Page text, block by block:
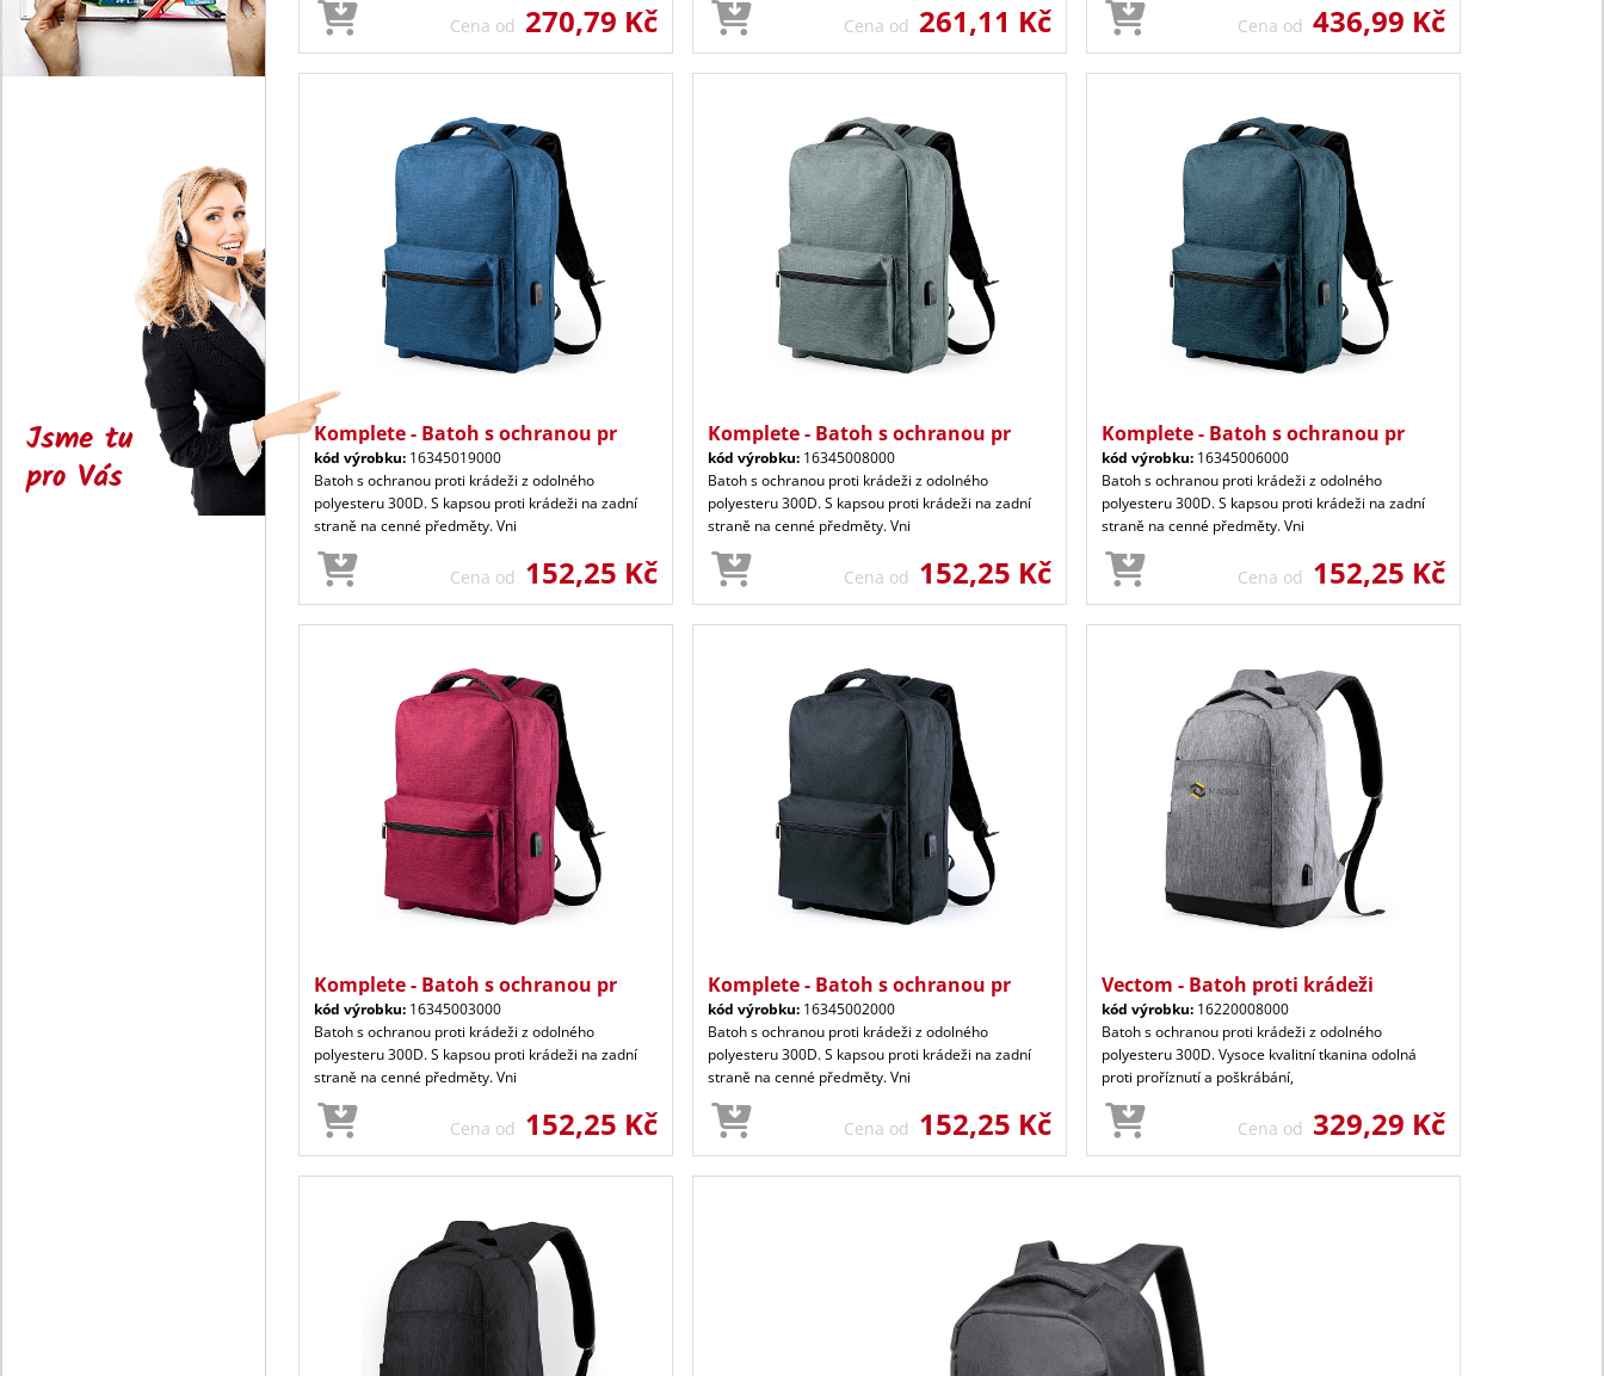
Jsme tu
pro Vás
Cena od 270,79 Kč Cena od 261,11 Kč Cena od 436,99 Kč
Komplete - Batoh s ochranou pr
kód výrobku: 16345019000
Batoh s ochranou proti krádeži z odolného
polyesteru 300D. S kapsou proti krádeži na zadní
straně na cenné předměty. Vni
Cena od 152,25 Kč
Komplete - Batoh s ochranou pr
kód výrobku: 16345008000
Batoh s ochranou proti krádeži z odolného
polyesteru 300D. S kapsou proti krádeži na zadní
straně na cenné předměty. Vni
Cena od 152,25 Kč
Komplete - Batoh s ochranou pr
kód výrobku: 16345006000
Batoh s ochranou proti krádeži z odolného
polyesteru 300D. S kapsou proti krádeži na zadní
straně na cenné předměty. Vni
Cena od 152,25 Kč
Komplete - Batoh s ochranou pr
kód výrobku: 16345003000
Batoh s ochranou proti krádeži z odolného
polyesteru 300D. S kapsou proti krádeži na zadní
straně na cenné předměty. Vni
Cena od 152,25 Kč
Komplete - Batoh s ochranou pr
kód výrobku: 16345002000
Batoh s ochranou proti krádeži z odolného
polyesteru 300D. S kapsou proti krádeži na zadní
straně na cenné předměty. Vni
Cena od 152,25 Kč
Vectom - Batoh proti krádeži
kód výrobku: 16220008000
Batoh s ochranou proti krádeži z odolného
polyesteru 300D. Vysoce kvalitní tkanina odolná
proti proříznutí a poškrábání,
Cena od 329,29 Kč